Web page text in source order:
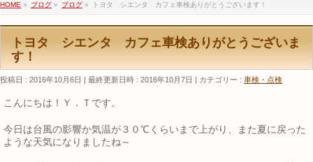
HOME » ブログ » ブログ » トヨタ シエンタ カフェ車検ありがとうございます！
トヨタ シエンタ カフェ車検ありがとうございま
す！
投稿日 : 2016年10月6日 最終更新日時 : 2016年10月7日 カテゴリー : 車検・点検
こんにちは！Ｙ．Ｔです。
今日は台風の影響か気温が３０℃くらいまで上がり、また夏に戻った
ような天気になりましたね～